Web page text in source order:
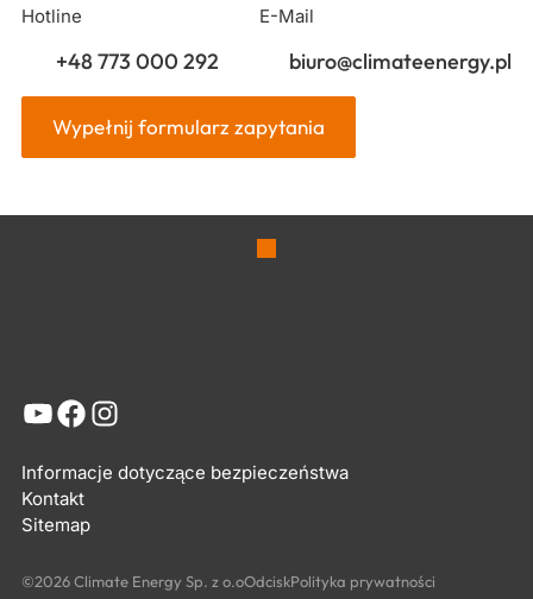
Hotline
+48 773 000 292
E-Mail
biuro@climateenergy.pl
Wypełnij formularz zapytania
YouTube
Facebook
Instagram
Informacje dotyczące bezpieczeństwa
Kontakt
Sitemap
©2026 Climate Energy Sp. z o.oOdciskPolityka prywatności